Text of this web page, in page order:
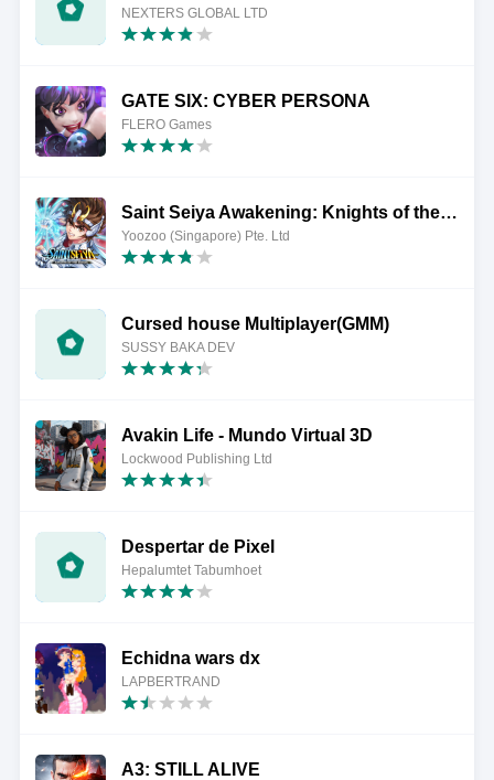
NEXTERS GLOBAL LTD
GATE SIX: CYBER PERSONA
FLERO Games
Saint Seiya Awakening: Knights of the Zodiac
Yoozoo (Singapore) Pte. Ltd
Cursed house Multiplayer(GMM)
SUSSY BAKA DEV
Avakin Life - Mundo Virtual 3D
Lockwood Publishing Ltd
Despertar de Pixel
Hepalumtet Tabumhoet
Echidna wars dx
LAPBERTRAND
A3: STILL ALIVE